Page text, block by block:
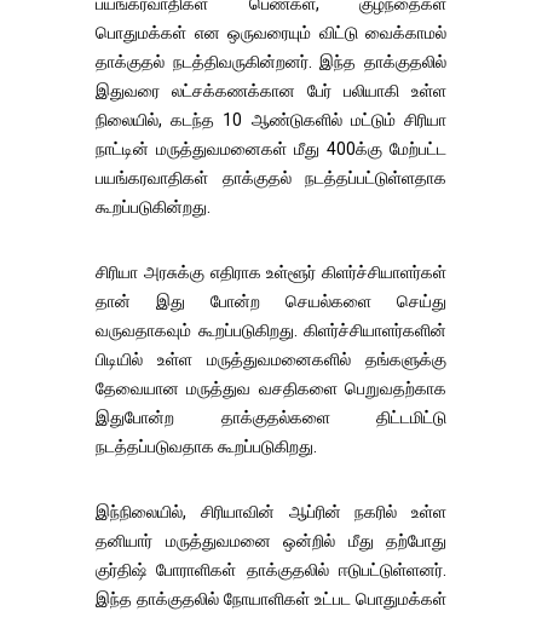
பொதுமக்கள் என ஒருவரையும் விட்டு வைக்காமல்
தாக்குதல் நடத்திவருகின்றனர். இந்த தாக்குதலில்
இதுவரை லட்சக்கணக்கான பேர் பலியாகி உள்ள
நிலையில், கடந்த 10 ஆண்டுகளில் மட்டும் சிரியா
நாட்டின் மருத்துவமனைகள் மீது 400க்கு மேற்பட்ட
பயங்கரவாதிகள் தாக்குதல் நடத்தப்பட்டுள்ளதாக
கூறப்படுகின்றது.
சிரியா அரசுக்கு எதிராக உள்ளூர் கிளர்ச்சியாளர்கள்
தான் இது போன்ற செயல்களை செய்து
வருவதாகவும் கூறப்படுகிறது. கிளர்ச்சியாளர்களின்
பிடியில் உள்ள மருத்துவமனைகளில் தங்களுக்கு
தேவையான மருத்துவ வசதிகளை பெறுவதற்காக
இதுபோன்ற தாக்குதல்களை திட்டமிட்டு
நடத்தப்படுவதாக கூறப்படுகிறது.
இந்நிலையில், சிரியாவின் ஆப்ரின் நகரில் உள்ள
தனியார் மருத்துவமனை ஒன்றில் மீது தற்போது
குர்திஷ் போராளிகள் தாக்குதலில் ஈடுபட்டுள்ளனர்.
இந்த தாக்குதலில் நோயாளிகள் உட்பட பொதுமக்கள்